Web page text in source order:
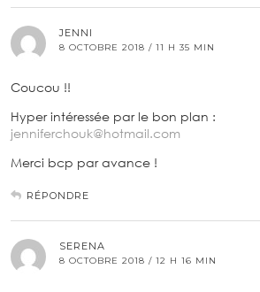
JENNI
8 OCTOBRE 2018 / 11 H 35 MIN
Coucou !!
Hyper intéressée par le bon plan :
jenniferchouk@hotmail.com
Merci bcp par avance !
RÉPONDRE
SERENA
8 OCTOBRE 2018 / 12 H 16 MIN